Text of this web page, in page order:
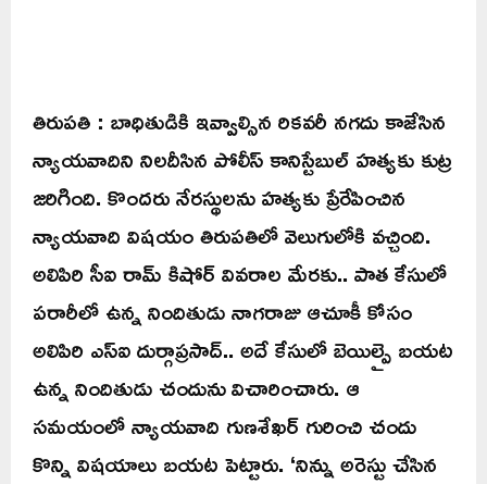
తిరుపతి : బాధితుడికి ఇవ్వాల్సిన రికవరీ నగదు కాజేసిన
న్యాయవాదిని నిలదీసిన పోలీస్ కానిస్టేబుల్ హత్యకు కుట్ర
జరిగింది. కొందరు నేరస్థులను హత్యకు ప్రేరేపించిన
న్యాయవాది విషయం తిరుపతిలో వెలుగులోకి వచ్చింది.
అలిపిరి సీఐ రామ్ కిషోర్ వివరాల మేరకు.. పాత కేసులో
పరారీలో ఉన్న నిందితుడు నాగరాజు ఆచూకీ కోసం
అలిపిరి ఎస్ఐ దుర్గాప్రసాద్.. అదే కేసులో బెయిల్పై బయట
ఉన్న నిందితుడు చందును విచారించారు. ఆ
సమయంలో న్యాయవాది గుణశేఖర్ గురించి చందు
కొన్ని విషయాలు బయట పెట్టారు. ‘నిన్ను అరెస్టు చేసిన